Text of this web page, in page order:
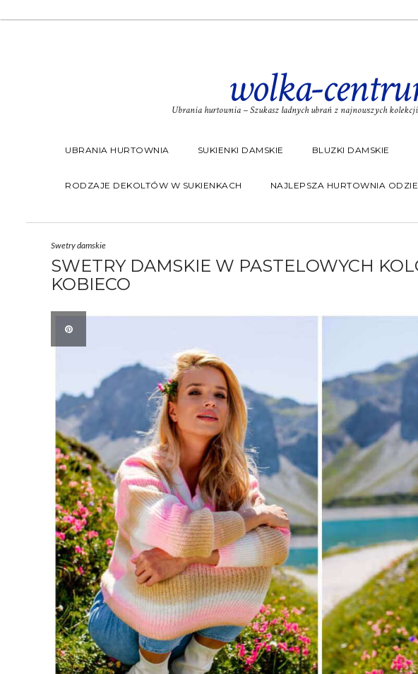
wolka-
Ubrania hurtownia – Szukasz ładnych ubrań z najnowszych
UBRANIA HURTOWNIA SUKIENKI DAMSKIE BLUZKI DAMSKIE
RODZAJE DEKOLTÓW W SUKIENKACH NAJLEPSZA HURTOWNIA
Swetry damskie
SWETRY DAMSKIE W PASTELOWYCH
KOBIECO